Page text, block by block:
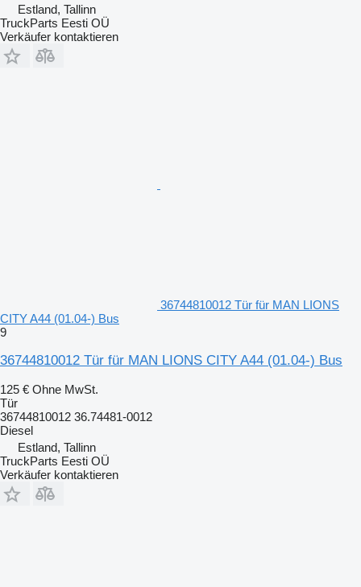
Estland, Tallinn
TruckParts Eesti OÜ
Verkäufer kontaktieren
36744810012 Tür für MAN LIONS
CITY A44 (01.04-) Bus
9
36744810012 Tür für MAN LIONS CITY A44 (01.04-) Bus
125 € Ohne MwSt.
Tür
36744810012 36.74481-0012
Diesel
Estland, Tallinn
TruckParts Eesti OÜ
Verkäufer kontaktieren